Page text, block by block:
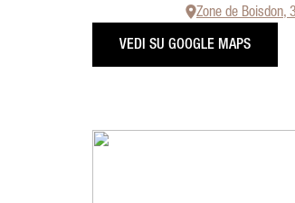
Zone de Boisdon,
VEDI SU GOOGLE MAPS